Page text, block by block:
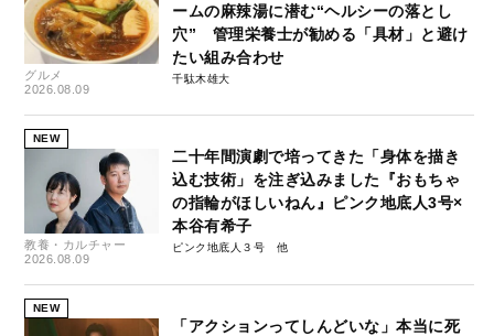
グルメ
2026.08.09
ームの麻辣湯に潜む“ヘルシーの落とし
穴” 管理栄養士が勧める「具材」と避け
たい組み合わせ
千駄木雄大
NEW
教養・カルチャー
2026.08.09
二十年間演劇で培ってきた「身体を描き
込む技術」を注ぎ込みました『おもちゃ
の指輪がほしいねん』ピンク地底人3号×
本谷有希子
ピンク地底人３号
NEW
「アクションってしんどいな」本当に死